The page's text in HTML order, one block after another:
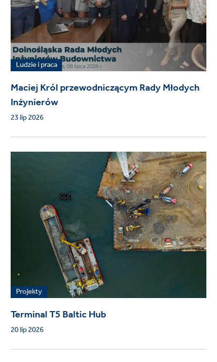
Ludzie i praca
Maciej Król przewodniczącym Rady Młodych
Inżynierów
23 lip 2026
Projekty
Terminal T5 Baltic Hub
20 lip 2026